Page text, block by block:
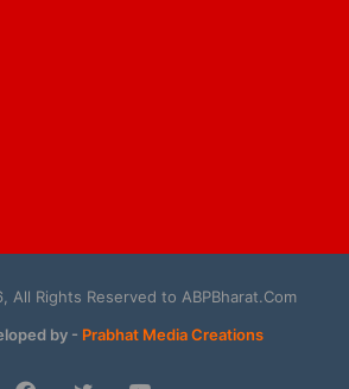
All Rights Reserved to ABPBharat.Com
by - Prabhat Media Creations